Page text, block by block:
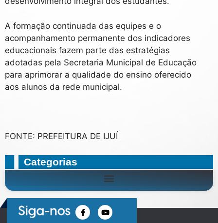
A formação continuada das equipes e o
acompanhamento permanente dos indicadores
educacionais fazem parte das estratégias
adotadas pela Secretaria Municipal de Educação
para aprimorar a qualidade do ensino oferecido
aos alunos da rede municipal.
FONTE: PREFEITURA DE IJUÍ
Categorias